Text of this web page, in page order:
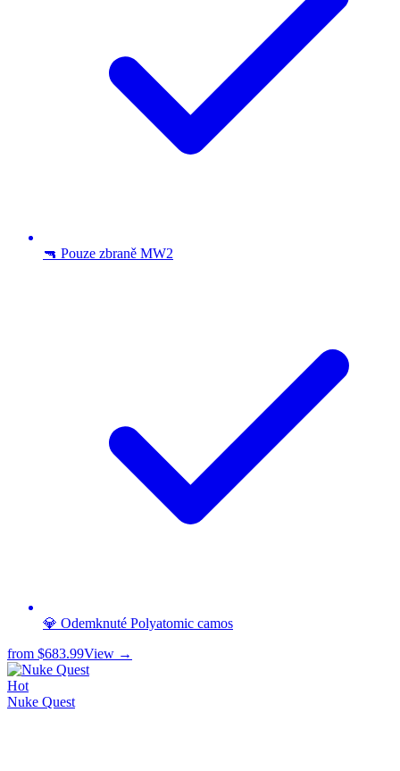
🔫 Pouze zbraně MW2
💎 Odemknuté Polyatomic camos
from $683.99View →
Hot
Nuke Quest